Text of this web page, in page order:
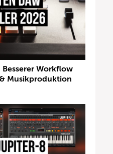
Workflow
Musikproduktion